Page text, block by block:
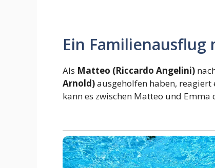
Ein Familienausflug
Als Matteo (Riccardo Angelini)
Arnold)ausgeholfen haben, reagiert
kann es zwischen Matteo und Emma